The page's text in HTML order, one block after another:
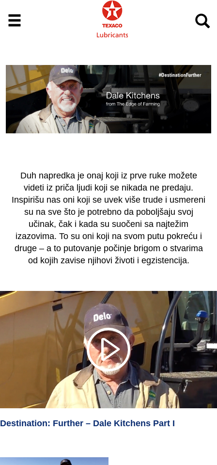
Duh napredka je onaj koji iz prve ruke možete
videti iz priča ljudi koji se nikada ne predaju.
Inspirišu nas oni koji se uvek više trude i usmereni
su na sve što je potrebno da poboljšaju svoj
učinak, čak i kada su suočeni sa najtežim
izazovima. To su oni koji na svom putu pokreću i
druge – a to putovanje počinje brigom o stvarima
od kojih zavise njihovi životi i egzistencija.
Destination: Further – Dale Kitchens Part I